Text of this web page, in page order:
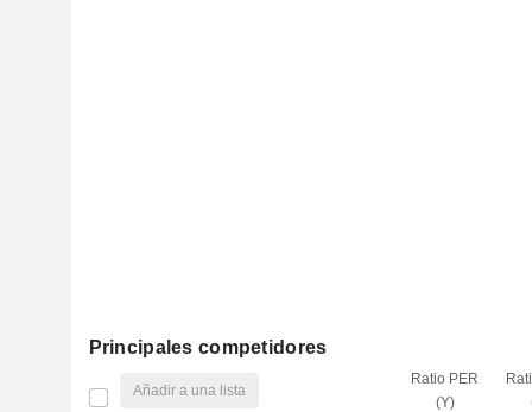
Principales competidores
Añadir a una lista
Ratio PER
(Y)